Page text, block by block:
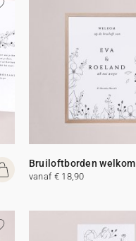
Bruiloftborden welkom
vanaf € 18,90